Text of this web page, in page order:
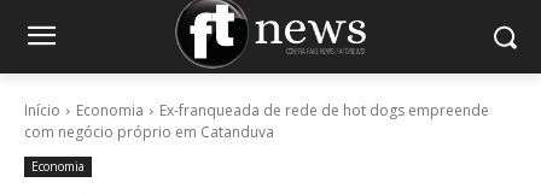
Início Economia
Ex-franqueada de rede de hot dogs empreende
com negócio próprio em Catanduva
Economia